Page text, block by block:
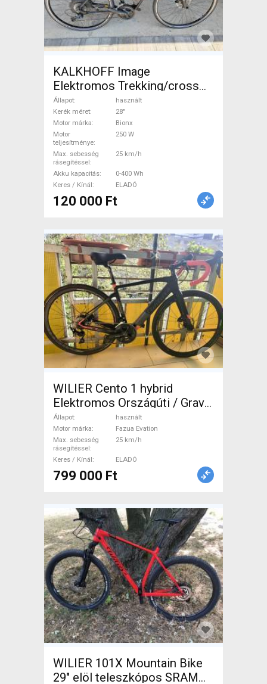
KALKHOFF Image
Elektromos Trekking/cross
25 km/h Bionx 0-400 Wh
használt ELADÓ
Állapot
használt
Kerék méret
28"
Motor márka
Bionx
Motor
teljesítménye
250 W
Max. sebesség
rásegítéssel
25 km/h
Akku kapacitás
0-400 Wh
Keres / Kínál
ELADÓ
120 000 Ft
WILIER Cento 1 hybrid
Elektromos Országúti / Gravel
Fazua Evation használt
ELADÓ
Állapot
használt
Motor márka
Fazua Evation
Max. sebesség
rásegítéssel
25 km/h
Keres / Kínál ELADÓ
799 000 Ft
WILIER 101X Mountain Bike
29" elöl teleszkópos SRAM